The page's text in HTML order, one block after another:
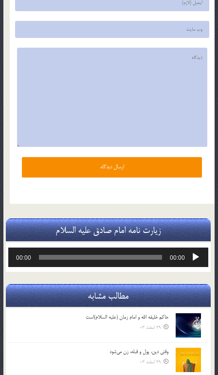
زیارت نامه امام صادق علیه السلام
پخش‌کننده
00:00
00:00
مطالب مشابه
حاکم خليفه الله و امام زمان (علیه السلام)است
29 اسفند 03
وقتی دین، پول و قبله، زن می‌شود
29 اسفند 03